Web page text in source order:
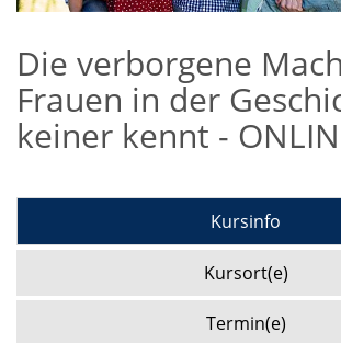
Die verborgene
Frauen in der
keiner kennt -
Kursinfo
Kursort(e)
Termin(e)